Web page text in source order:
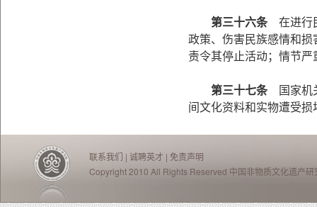
第三十六条在进行
政策、伤害民族感情和
责令其停止活动；情节
第三十七条国家机
间文化资料和实物遭受
联系我们 | 诚聘英才 | 免责声明
Copyright 2010 All Rights Reserved 中国非物质文化遗产